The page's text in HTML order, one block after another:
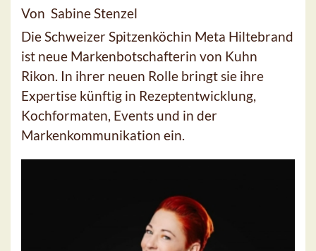
Von Sabine Stenzel
Die Schweizer Spitzenköchin Meta Hiltebrand
ist neue Markenbotschafterin von Kuhn
Rikon. In ihrer neuen Rolle bringt sie ihre
Expertise künftig in Rezeptentwicklung,
Kochformaten, Events und in der
Markenkommunikation ein.